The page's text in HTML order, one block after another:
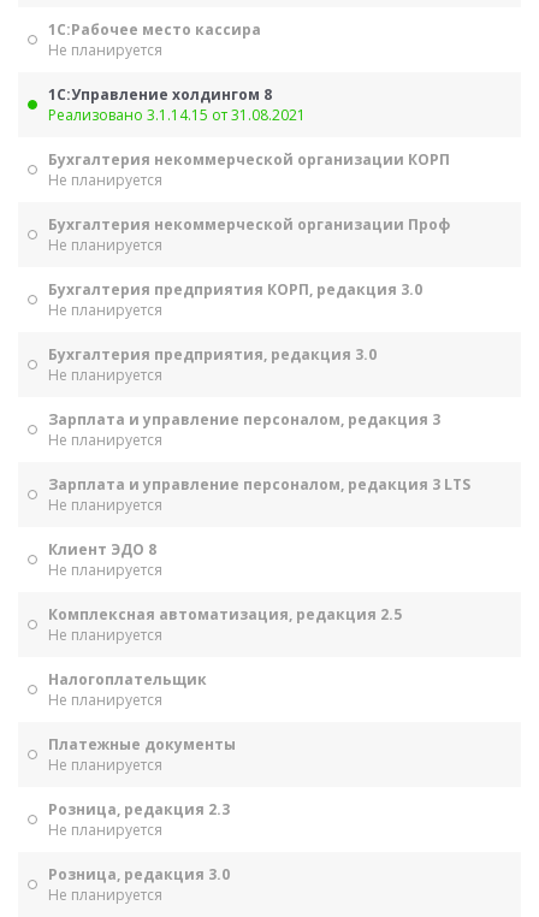
1С:Рабочее место кассира
Не планируется
1С:Управление холдингом 8
Реализовано 3.1.14.15 от 31.08.2021
Бухгалтерия некоммерческой организации КОРП
Не планируется
Бухгалтерия некоммерческой организации Проф
Не планируется
Бухгалтерия предприятия КОРП, редакция 3.0
Не планируется
Бухгалтерия предприятия, редакция 3.0
Не планируется
Зарплата и управление персоналом, редакция 3
Не планируется
Зарплата и управление персоналом, редакция 3 LTS
Не планируется
Клиент ЭДО 8
Не планируется
Комплексная автоматизация, редакция 2.5
Не планируется
Налогоплательщик
Не планируется
Платежные документы
Не планируется
Розница, редакция 2.3
Не планируется
Розница, редакция 3.0
Не планируется